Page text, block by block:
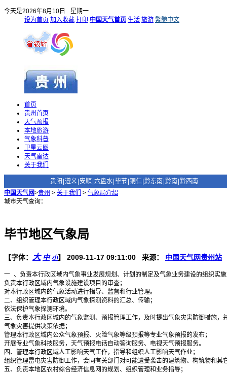
今天是2026年8月10日
星期一
设为首页 加入收藏 打印 中国天气首页 生活 旅游 繁體中文
首页
贵州首页
天气预报
本地旅游
气象科普
卫星云图
天气雷达
关于我们
贵阳 遵义 安顺 六盘水 毕节 铜仁 黔东南 黔南 黔西南
中国天气网>贵州 > 关于我们 > 气象局介绍
城市天气查询：
毕节地区气象局
【字体： 大 中 小】 2009-11-17 09:11:00 来源： 中国天气网贵州站
一 、负责本行政区域内气象事业发展规划、计划的制定及气象业务建设的组织实
负责本行政区域内气象设施建设项目的审查；
对本行政区域内的气象活动进行指导、监督和行业管理。
二、组织管理本行政区域内气象探测资料的汇总、传输；
依法保护气象探测环境。
三、负责本行政区域内的气象监测、预报管理工作，及时提出气象灾害防御措施
气象灾害提供决策依据；
管理本行政区域内公众气象预报、火险气象等级预报等专业气象预报的发布；
开展专业气象科技服务，天气预报电话自动答询服务、电视天气预报服务。
四、管理本行政区域人工影响天气工作，指导和组织人工影响天气作业；
组织管理雷电灾害防御工作，会同有关部门对可能遭受袭击的建筑物、构筑物和
五、负责本地区农村综合经济信息网的规划、组织管理和业务指导；